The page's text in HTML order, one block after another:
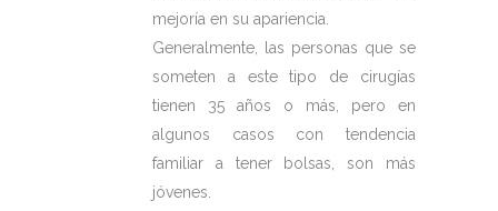
mejoría en su apariencia.
Generalmente, las personas que se
someten a este tipo de cirugías
tienen 35 años o más, pero en
algunos casos con tendencia
familiar a tener bolsas, son más
jóvenes.